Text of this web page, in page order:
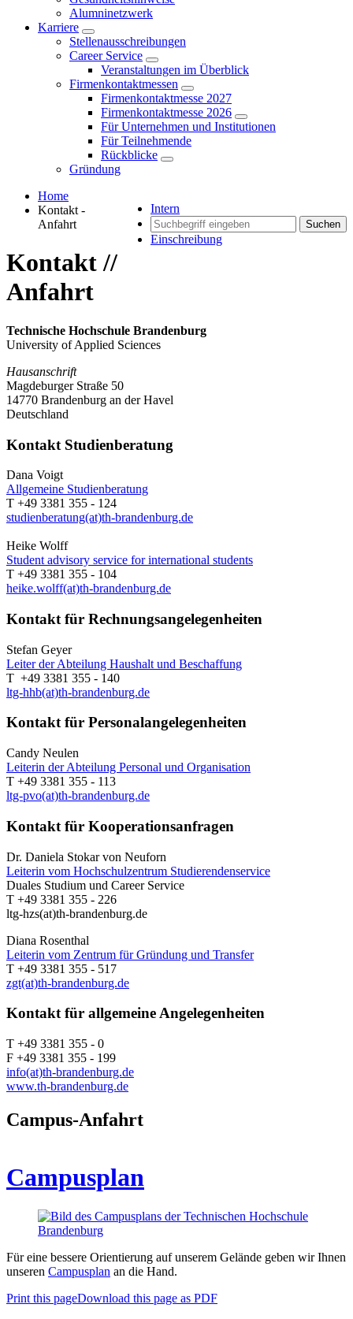
Alumninetzwerk
Karriere
Stellenausschreibungen
Career Service
Veranstaltungen im Überblick
Firmenkontaktmessen
Firmenkontaktmesse 2027
Firmenkontaktmesse 2026
Für Unternehmen und Institutionen
Für Teilnehmende
Rückblicke
Gründung
Intern
Suchen
Einschreibung
Home
Kontakt -
Anfahrt
Kontakt //
Anfahrt
Technische Hochschule Brandenburg
University of Applied Sciences
Hausanschrift
Magdeburger Straße 50
14770 Brandenburg an der Havel
Deutschland
Kontakt Studienberatung
Dana Voigt
Allgemeine Studienberatung
T +49 3381 355 - 124
studienberatung(at)th-brandenburg.de
Heike Wolff
Student advisory service for international students
T +49 3381 355 - 104
heike.wolff(at)th-brandenburg.de
Kontakt für Rechnungsangelegenheiten
Stefan Geyer
Leiter der Abteilung Haushalt und Beschaffung
T +49 3381 355 - 140
ltg-hhb(at)th-brandenburg.de
Kontakt für Personalangelegenheiten
Candy Neulen
Leiterin der Abteilung Personal und Organisation
T +49 3381 355 - 113
ltg-pvo(at)th-brandenburg.de
Kontakt für Kooperationsanfragen
Dr. Daniela Stokar von Neuforn
Leiterin vom Hochschulzentrum Studierendenservice
Duales Studium und Career Service
T +49 3381 355 - 226
ltg-hzs(at)th-brandenburg.de
Diana Rosenthal
Leiterin vom Zentrum für Gründung und Transfer
T +49 3381 355 - 517
zgt(at)th-brandenburg.de
Kontakt für allgemeine Angelegenheiten
T +49 3381 355 - 0
F +49 3381 355 - 199
info(at)th-brandenburg.de
www.th-brandenburg.de
Campus-Anfahrt
Campusplan
Für eine bessere Orientierung auf unserem Gelände geben wir Ihnen
unseren Campusplan an die Hand.
Print this pageDownload this page as PDF